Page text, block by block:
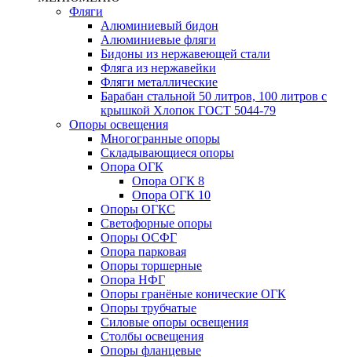
Фляги
Алюминиевый бидон
Алюминиевые фляги
Бидоны из нержавеющей стали
Фляга из нержавейки
Фляги металлические
Барабан стальной 50 литров, 100 литров с
крышкой Хлопок ГОСТ 5044-79
Опоры освещения
Многогранные опоры
Складывающиеся опоры
Опора ОГК
Опора ОГК 8
Опора ОГК 10
Опоры ОГКС
Светофорные опоры
Опоры ОСФГ
Опора парковая
Опоры торшерные
Опора НФГ
Опоры гранёные конические ОГК
Опоры трубчатые
Силовые опоры освещения
Столбы освещения
Опоры фланцевые